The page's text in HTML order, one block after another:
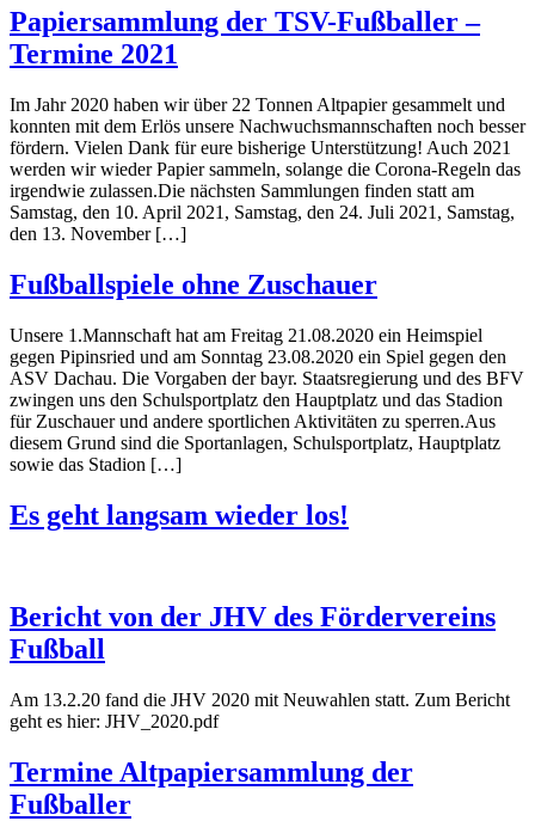
Papiersammlung der TSV-Fußballer –
Termine 2021
Im Jahr 2020 haben wir über 22 Tonnen Altpapier gesammelt und
konnten mit dem Erlös unsere Nachwuchsmannschaften noch besser
fördern. Vielen Dank für eure bisherige Unterstützung! Auch 2021
werden wir wieder Papier sammeln, solange die Corona-Regeln das
irgendwie zulassen.Die nächsten Sammlungen finden statt am
Samstag, den 10. April 2021, Samstag, den 24. Juli 2021, Samstag,
den 13. November […]
Fußballspiele ohne Zuschauer
Unsere 1.Mannschaft hat am Freitag 21.08.2020 ein Heimspiel
gegen Pipinsried und am Sonntag 23.08.2020 ein Spiel gegen den
ASV Dachau. Die Vorgaben der bayr. Staatsregierung und des BFV
zwingen uns den Schulsportplatz den Hauptplatz und das Stadion
für Zuschauer und andere sportlichen Aktivitäten zu sperren.Aus
diesem Grund sind die Sportanlagen, Schulsportplatz, Hauptplatz
sowie das Stadion […]
Es geht langsam wieder los!
Bericht von der JHV des Fördervereins
Fußball
Am 13.2.20 fand die JHV 2020 mit Neuwahlen statt. Zum Bericht
geht es hier: JHV_2020.pdf
Termine Altpapiersammlung der
Fußballer